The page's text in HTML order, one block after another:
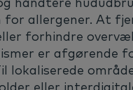
for allergener. At
forhindre
er afgørende
lokaliserede